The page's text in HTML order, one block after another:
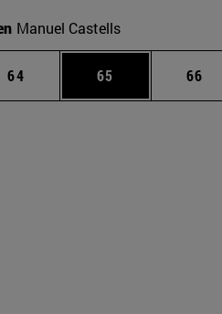
Manuel Castells
Use TAB para
Página
64 Página
65 66